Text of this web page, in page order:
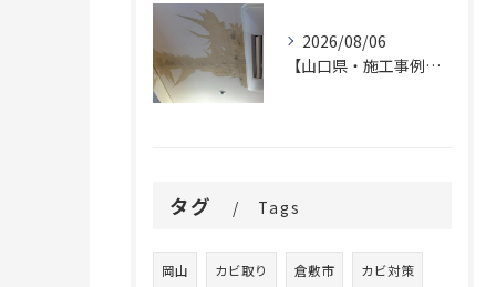
2026/08/06
【山口県・施工事例】老人ホームの内部結露カビを「壊さず除去」！費用と入居者負担を大幅に抑える除カビ工法とは？
タグ Tags
岡山 カビ取り 倉敷市 カビ対策